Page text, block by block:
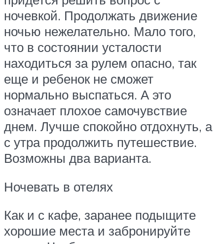
ночевкой. Продолжать движение
ночью нежелательно. Мало того,
что в состоянии усталости
находиться за рулем опасно, так
еще и ребенок не сможет
нормально выспаться. А это
означает плохое самочувствие
днем. Лучше спокойно отдохнуть, а
с утра продолжить путешествие.
Возможны два варианта.
Ночевать в отелях
Как и с кафе, заранее подыщите
хорошие места и забронируйте